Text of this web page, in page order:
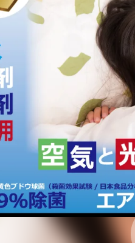
映像・映画
ビジネス・起業
まちづくり・地域活性化